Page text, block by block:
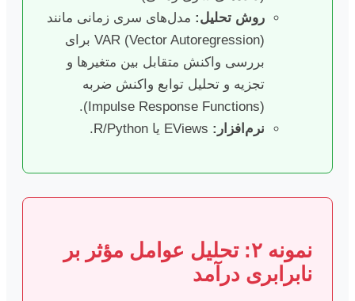
روش تحلیل:مدل‌های سری زمانی مانند
VAR (Vector Autoregression) برای
بررسی واکنش متقابل بین متغیرها و
تجزیه و تحلیل توابع واکنش ضربه
نرم‌افزار: EViews یا R/Python.
نمونه ۲: تحلیل عوامل مؤثر بر
نابرابری درآمد